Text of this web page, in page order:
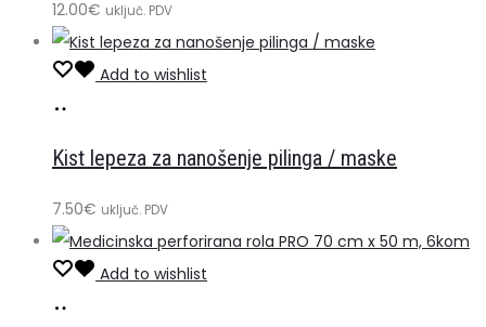
12.00€ uključ. PDV
Add to wishlist
košaricu
Kist lepeza za nanošenje pilinga / maske
7.50€ uključ. PDV
Add to wishlist